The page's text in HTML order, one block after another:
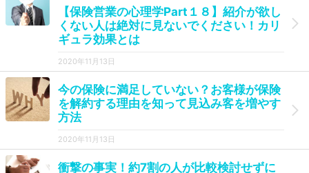
【保険営業の心理学Part１８】紹介が欲し
くない人は絶対に見ないでください！カリ
ギュラ効果とは
2020年11月13日
今の保険に満足していない？お客様が保険
を解約する理由を知って見込み客を増やす
方法
2020年11月13日
衝撃の事実！約7割の人が比較検討せずに